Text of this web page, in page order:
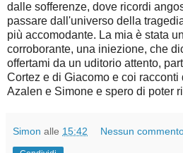
dalle sofferenze, dove ricordi
passare dall'universo della
più accomodante. La mia è stata
corroborante, una iniezione, che
offertami da un uditorio attento,
Cortez e di Giacomo e coi
Azalen e Simone e spero di poter
Simon alle 15:42 Nessun